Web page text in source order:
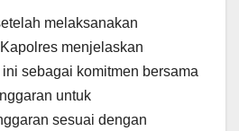
melaksanakan
menjelaskan
sebagai komitmen bersama
untuk
sesuai dengan